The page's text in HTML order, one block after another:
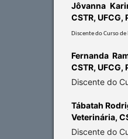
Jôvanna
CSTR, UFCG,
Discente do Curso de
Fernanda
CSTR, UFCG,
Discente do
Tábatah
Veterinária,
Discente do